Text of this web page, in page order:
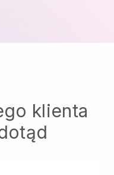
klienta